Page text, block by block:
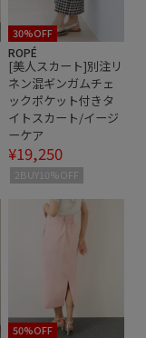
30%OFF
ROPÉ
[美人スカート]別注リ
ネン混ギンガムチェ
ックポケット付きタ
イトスカート/イージ
ーケア
¥19,250
2BUY10%OFF
50%OFF